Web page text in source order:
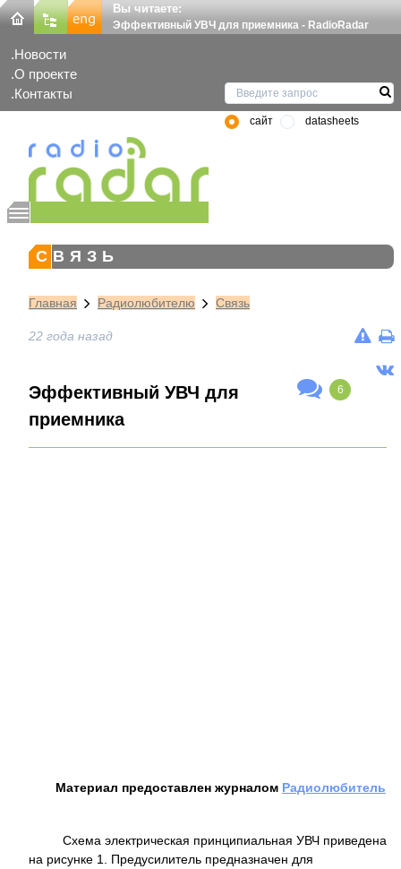
Вы читаете:
Эффективный УВЧ для приемника - RadioRadar
Новости
О проекте
Контакты
сайт datasheets
СВЯЗЬ
Главная Радиолюбителю Связь
22 года назад
Эффективный УВЧ для
приемника
6
Материал предоставлен журналом Радиолюбитель
Схема электрическая принципиальная УВЧ приведена
на рисунке 1. Предусилитель предназначен для